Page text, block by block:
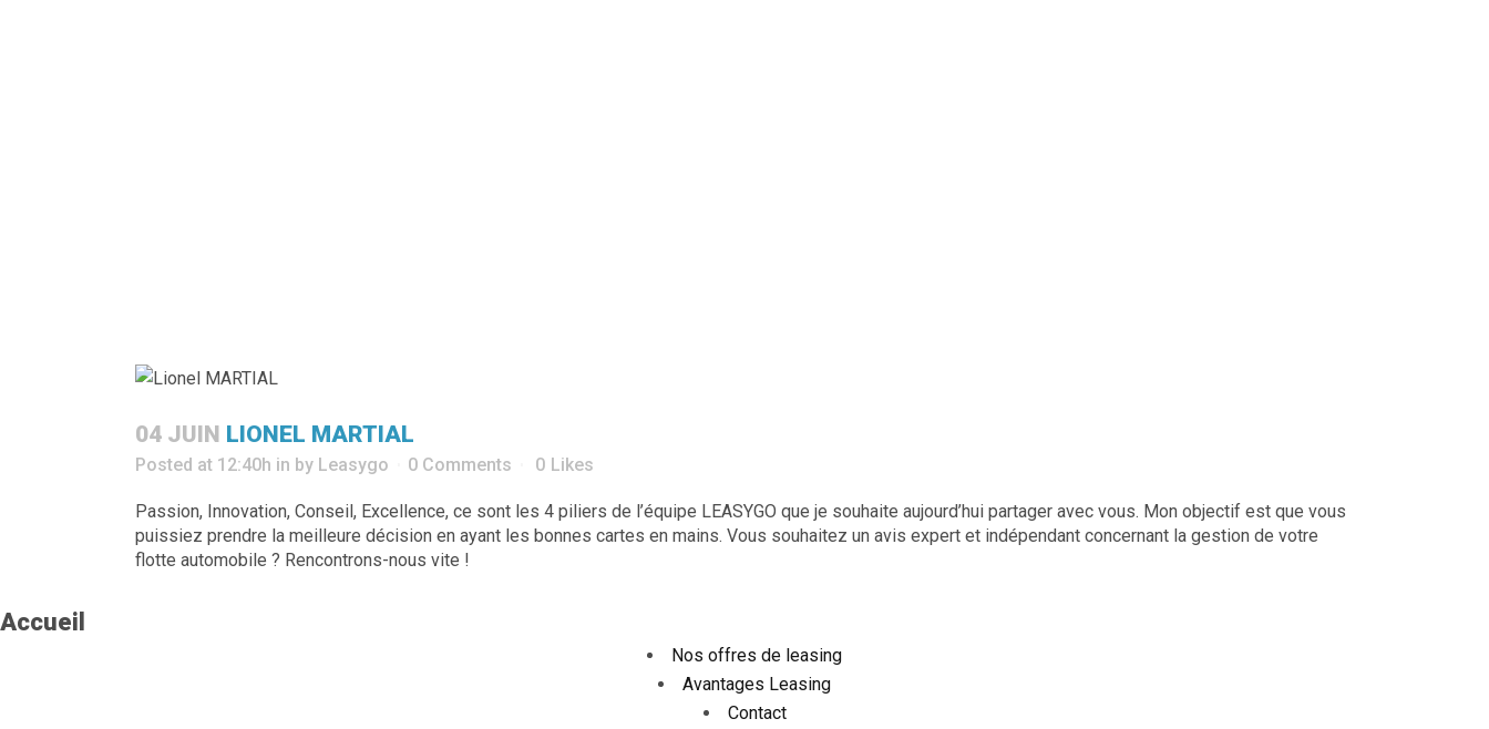
04 JUIN LIONEL MARTIAL
Posted at 12:40h in by Leasygo 0 Comments 0 Likes
Passion, Innovation, Conseil, Excellence, ce sont les 4 piliers de l’équipe LEASYGO que je souhaite aujourd’hui partager avec vous. Mon objectif est que vous
puissiez prendre la meilleure décision en ayant les bonnes cartes en mains. Vous souhaitez un avis expert et indépendant concernant la gestion de votre
flotte automobile ? Rencontrons-nous vite !
Accueil
Nos offres de leasing
Avantages Leasing
Contact